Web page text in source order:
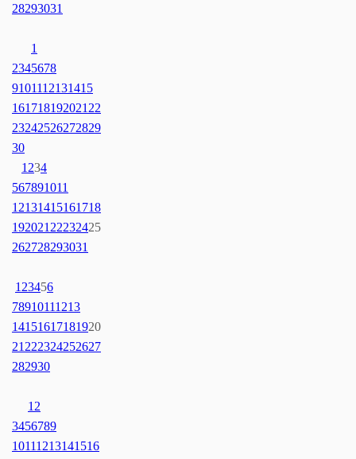
28293031
1
2345678
9101112131415
161718192021 22
23242526272829
30
1 234
567891011
12131415161718
192021 22232425
262728293031
1 23456
78910111213
14151617181920
21 222324252627
282930
1 2
3456789
10111213141516